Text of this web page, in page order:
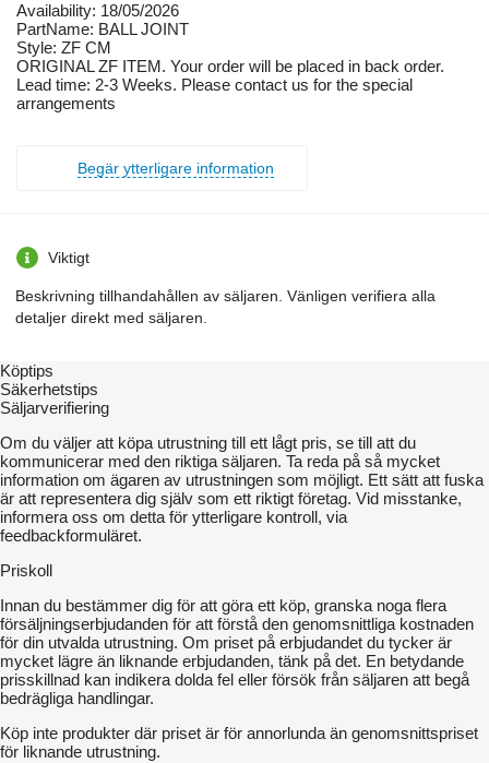
Availability: 18/05/2026
PartName: BALL JOINT
Style: ZF CM
ORIGINAL ZF ITEM. Your order will be placed in back order.
Lead time: 2-3 Weeks. Please contact us for the special
arrangements
Begär ytterligare information
Viktigt
Beskrivning tillhandahållen av säljaren. Vänligen verifiera alla
detaljer direkt med säljaren.
Köptips
Säkerhetstips
Säljarverifiering
Om du väljer att köpa utrustning till ett lågt pris, se till att du
kommunicerar med den riktiga säljaren. Ta reda på så mycket
information om ägaren av utrustningen som möjligt. Ett sätt att fuska
är att representera dig själv som ett riktigt företag. Vid misstanke,
informera oss om detta för ytterligare kontroll, via
feedbackformuläret.
Priskoll
Innan du bestämmer dig för att göra ett köp, granska noga flera
försäljningserbjudanden för att förstå den genomsnittliga kostnaden
för din utvalda utrustning. Om priset på erbjudandet du tycker är
mycket lägre än liknande erbjudanden, tänk på det. En betydande
prisskillnad kan indikera dolda fel eller försök från säljaren att begå
bedrägliga handlingar.
Köp inte produkter där priset är för annorlunda än genomsnittspriset
för liknande utrustning.